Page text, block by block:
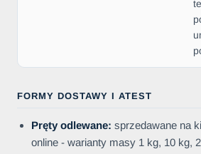
FORMY DOSTAWY I ATEST
Pręty odlewane: sprzedawane na
online - warianty masy 1 kg, 10 kg,